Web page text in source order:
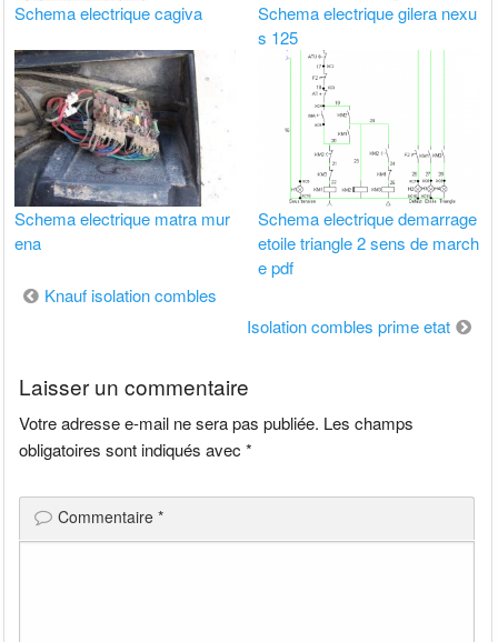
Schema electrique cagiva
Schema electrique gilera nexu
s 125
Schema electrique matra mur
ena
Schema electrique demarrage
etoile triangle 2 sens de march
e pdf
Navigation
Knauf isolation combles
Isolation combles prime etat
Laisser un commentaire
Votre adresse e-mail ne sera pas publiée. Les champs
obligatoires sont indiqués avec*
Commentaire*